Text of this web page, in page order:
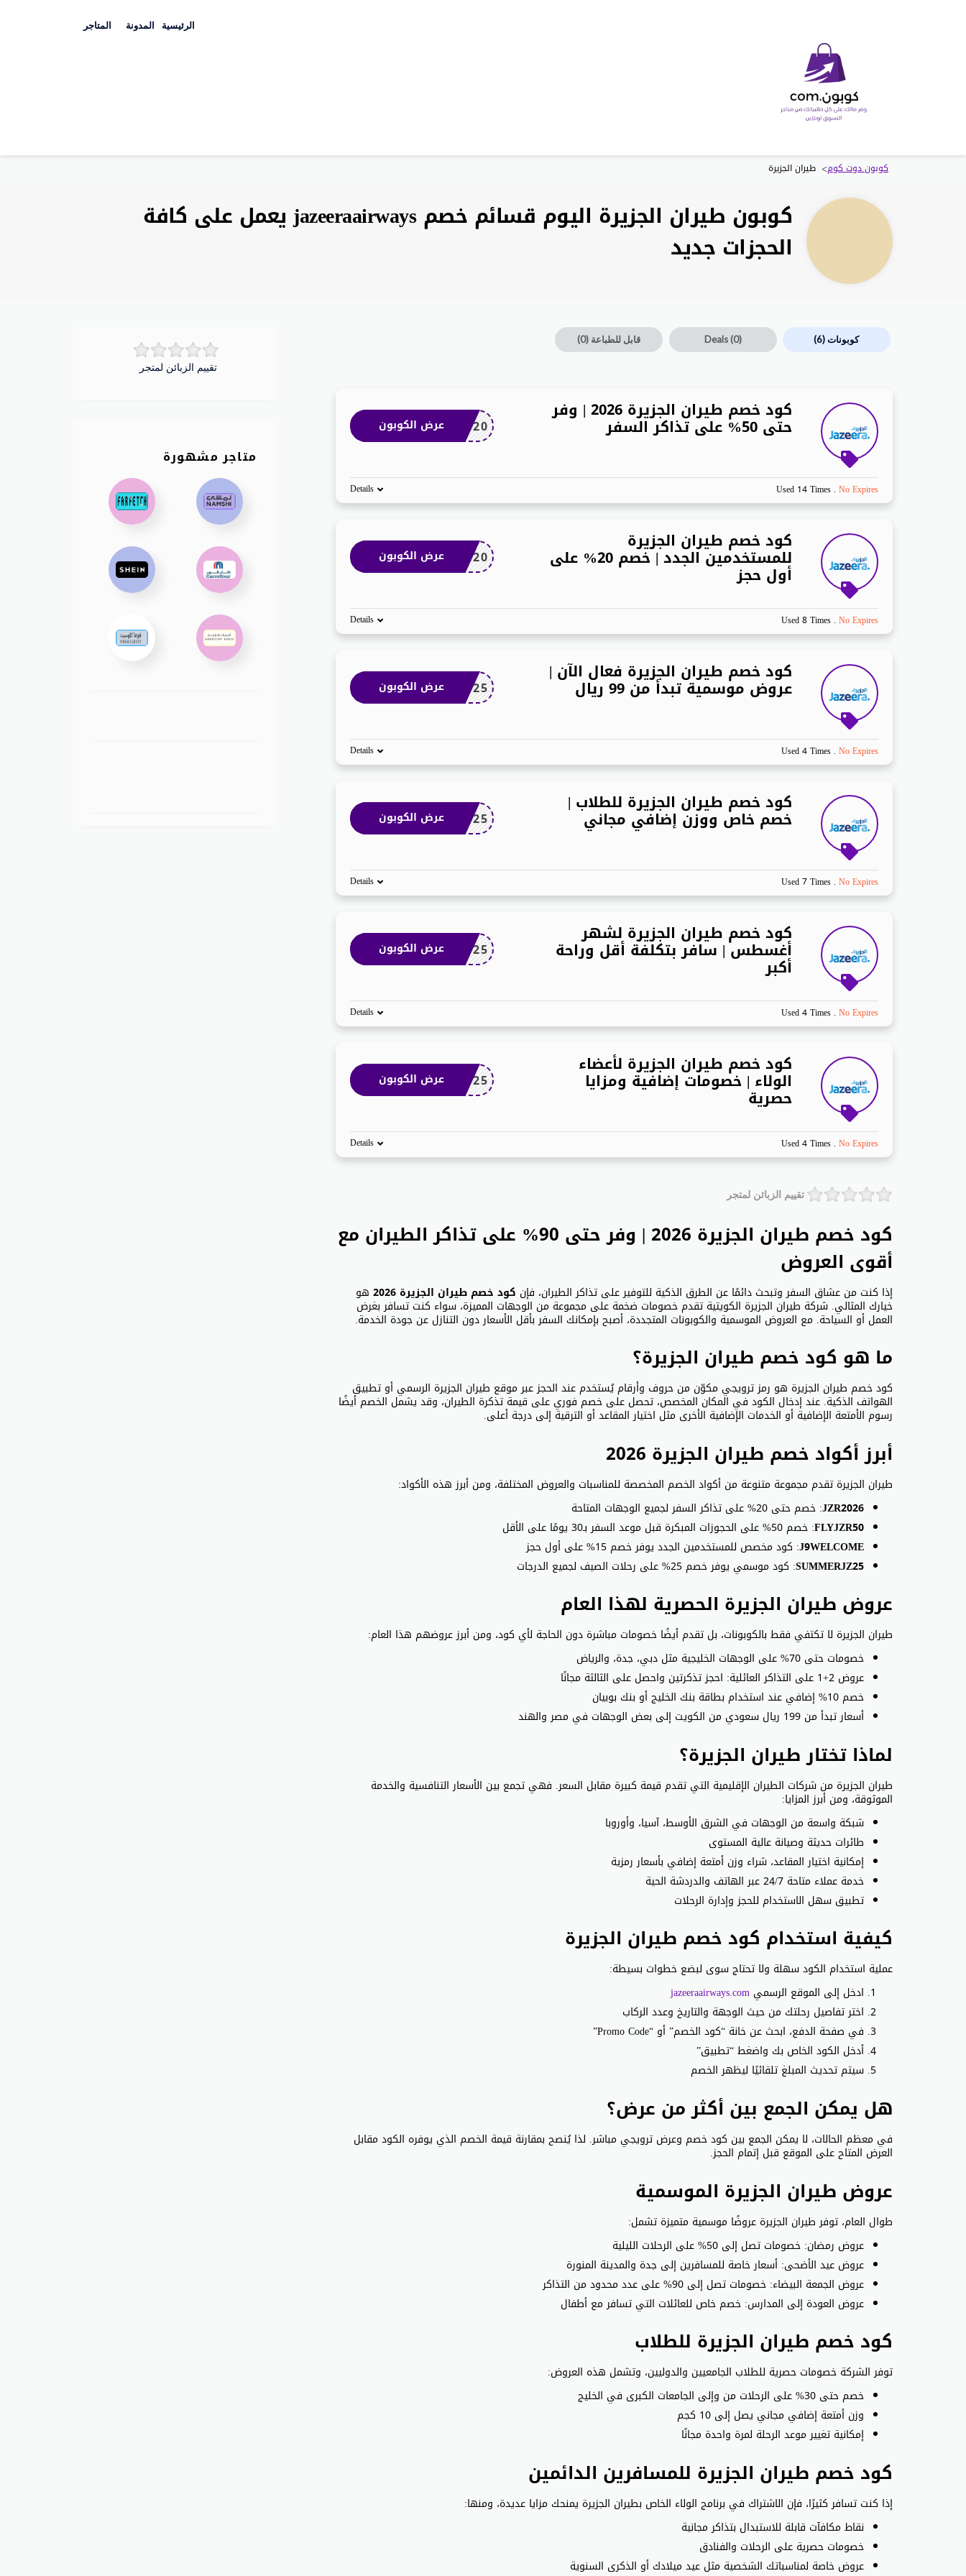
الرئيسية المدونة المتاجر
كوبون دوت كوم> طيران الجزيرة
كوبون طيران الجزيرة اليوم قسائم خصم jazeeraairways يعمل على كافة
الحجزات جديد
كوبونات(6)
Deals (0) قابل للطباعة (0)
كود خصم طيران الجزيرة 2026 | وفر
حتى 50% على تذاكر السفر SUMMER20عرض الكوبون
Used 14 Times . No Expires
Details
كود خصم طيران الجزيرة
للمستخدمين الجدد | خصم 20% على
أول حجز
SUMMER20عرض الكوبون
Used 8 Times . No Expires
Details
كود خصم طيران الجزيرة فعال الآن |
عروض موسمية تبدأ من 99 ريال J9EG2025عرض الكوبون
Used 4 Times . No Expires
Details
كود خصم طيران الجزيرة للطلاب |
خصم خاص ووزن إضافي مجاني J9EG2025عرض الكوبون
Used 7 Times . No Expires
Details
كود خصم طيران الجزيرة لشهر
أغسطس | سافر بتكلفة أقل وراحة
أكبر
J9EG2025عرض الكوبون
Used 4 Times . No Expires
Details
كود خصم طيران الجزيرة لأعضاء
الولاء | خصومات إضافية ومزايا
حصرية
J9EG2025عرض الكوبون
Used 4 Times . No Expires
Details
تقييم الزبائن لمتجر
كود خصم طيران الجزيرة 2026 | وفر حتى 90% على تذاكر الطيران مع
أقوى العروض
إذا كنت من عشاق السفر وتبحث دائمًا عن الطرق الذكية للتوفير على تذاكر الطيران، فإن كود خصم طيران الجزيرة 2026 هو
خيارك المثالي. شركة طيران الجزيرة الكويتية تقدم خصومات ضخمة على مجموعة من الوجهات المميزة، سواء كنت تسافر بغرض
العمل أو السياحة. مع العروض الموسمية والكوبونات المتجددة، أصبح بإمكانك السفر بأقل الأسعار دون التنازل عن جودة الخدمة.
ما هو كود خصم طيران الجزيرة؟
كود خصم طيران الجزيرة هو رمز ترويجي مكوّن من حروف وأرقام يُستخدم عند الحجز عبر موقع طيران الجزيرة الرسمي أو تطبيق
الهواتف الذكية. عند إدخال الكود في المكان المخصص، تحصل على خصم فوري على قيمة تذكرة الطيران، وقد يشمل الخصم أيضًا
رسوم الأمتعة الإضافية أو الخدمات الإضافية الأخرى مثل اختيار المقاعد أو الترقية إلى درجة أعلى.
أبرز أكواد خصم طيران الجزيرة 2026
طيران الجزيرة تقدم مجموعة متنوعة من أكواد الخصم المخصصة للمناسبات والعروض المختلفة، ومن أبرز هذه الأكواد:
JZR2026: خصم حتى 20% على تذاكر السفر لجميع الوجهات المتاحة
FLYJZR50: خصم 50% على الحجوزات المبكرة قبل موعد السفر بـ30 يومًا على الأقل
J9WELCOME: كود مخصص للمستخدمين الجدد يوفر خصم 15% على أول حجز
SUMMERJZ25: كود موسمي يوفر خصم 25% على رحلات الصيف لجميع الدرجات
عروض طيران الجزيرة الحصرية لهذا العام
طيران الجزيرة لا تكتفي فقط بالكوبونات، بل تقدم أيضًا خصومات مباشرة دون الحاجة لأي كود، ومن أبرز عروضهم هذا العام:
خصومات حتى 70% على الوجهات الخليجية مثل دبي، جدة، والرياض
عروض 2+1 على التذاكر العائلية: احجز تذكرتين واحصل على الثالثة مجانًا
خصم 10% إضافي عند استخدام بطاقة بنك الخليج أو بنك بوبيان
أسعار تبدأ من 199 ريال سعودي من الكويت إلى بعض الوجهات في مصر والهند
لماذا تختار طيران الجزيرة؟
طيران الجزيرة من شركات الطيران الإقليمية التي تقدم قيمة كبيرة مقابل السعر. فهي تجمع بين الأسعار التنافسية والخدمة
الموثوقة، ومن أبرز المزايا:
شبكة واسعة من الوجهات في الشرق الأوسط، آسيا، وأوروبا
طائرات حديثة وصيانة عالية المستوى
إمكانية اختيار المقاعد، شراء وزن أمتعة إضافي بأسعار رمزية
خدمة عملاء متاحة 24/7 عبر الهاتف والدردشة الحية
تطبيق سهل الاستخدام للحجز وإدارة الرحلات
كيفية استخدام كود خصم طيران الجزيرة
عملية استخدام الكود سهلة ولا تحتاج سوى لبضع خطوات بسيطة:
ادخل إلى الموقع الرسمي jazeeraairways.com
اختر تفاصيل رحلتك من حيث الوجهة والتاريخ وعدد الركاب
في صفحة الدفع، ابحث عن خانة “كود الخصم” أو “Promo Code”
أدخل الكود الخاص بك واضغط “تطبيق”
سيتم تحديث المبلغ تلقائيًا ليظهر الخصم
هل يمكن الجمع بين أكثر من عرض؟
في معظم الحالات، لا يمكن الجمع بين كود خصم وعرض ترويجي مباشر. لذا يُنصح بمقارنة قيمة الخصم الذي يوفره الكود مقابل
العرض المتاح على الموقع قبل إتمام الحجز.
عروض طيران الجزيرة الموسمية
طوال العام، توفر طيران الجزيرة عروضًا موسمية متميزة تشمل:
عروض رمضان: خصومات تصل إلى 50% على الرحلات الليلية
عروض عيد الأضحى: أسعار خاصة للمسافرين إلى جدة والمدينة المنورة
عروض الجمعة البيضاء: خصومات تصل إلى 90% على عدد محدود من التذاكر
عروض العودة إلى المدارس: خصم خاص للعائلات التي تسافر مع أطفال
كود خصم طيران الجزيرة للطلاب
توفر الشركة خصومات حصرية للطلاب الجامعيين والدوليين، وتشمل هذه العروض:
خصم حتى 30% على الرحلات من وإلى الجامعات الكبرى في الخليج
وزن أمتعة إضافي مجاني يصل إلى 10 كجم
إمكانية تغيير موعد الرحلة لمرة واحدة مجانًا
كود خصم طيران الجزيرة للمسافرين الدائمين
إذا كنت تسافر كثيرًا، فإن الاشتراك في برنامج الولاء الخاص بطيران الجزيرة يمنحك مزايا عديدة، ومنها:
نقاط مكافآت قابلة للاستبدال بتذاكر مجانية
خصومات حصرية على الرحلات والفنادق
عروض خاصة لمناسباتك الشخصية مثل عيد ميلادك أو الذكرى السنوية
تقييم الزبائن لمتجر
متاجر مشهورة